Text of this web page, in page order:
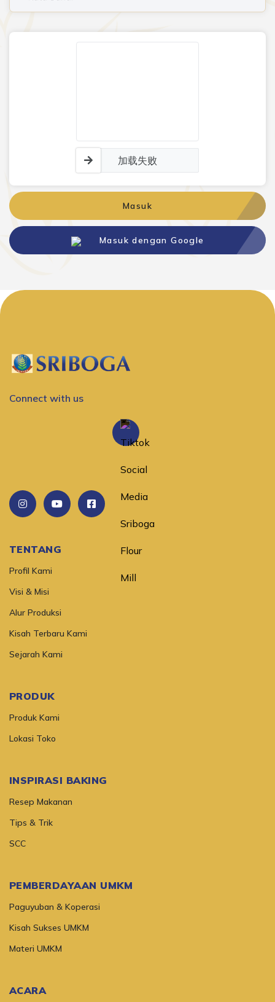
加载失败
Masuk
Masuk dengan Google
Connect with us
TENTANG
Profil Kami
Visi & Misi
Alur Produksi
Kisah Terbaru Kami
Sejarah Kami
PRODUK
Produk Kami
Lokasi Toko
INSPIRASI BAKING
Resep Makanan
Tips & Trik
SCC
PEMBERDAYAAN UMKM
Paguyuban & Koperasi
Kisah Sukses UMKM
Materi UMKM
ACARA